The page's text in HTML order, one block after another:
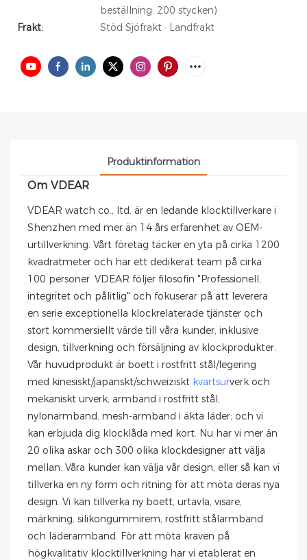
beställning: 200 stycken)
Frakt:
Stöd Sjöfrakt · Landfrakt
Produktinformation
Om VDEAR
VDEAR watch co., ltd. är en ledande klocktillverkare i
Shenzhen med mer än 14 års erfarenhet av OEM-
urtillverkning. Vårt företag täcker en yta på cirka 1200
kvadratmeter och har ett dedikerat team på cirka
100 personer. VDEAR följer filosofin "Professionell,
integritet och pålitlig" och fokuserar på att leverera
en serie exceptionella klockrelaterade tjänster och
stort kommersiellt värde till våra kunder, inklusive
design, tillverkning och försäljning av klockprodukter.
Vår huvudprodukt är boett i rostfritt stål/legering
med kinesiskt/japanskt/schweiziskt kvartsurverk och
mekaniskt urverk, armband i rostfritt stål,
nylonarmband, mesh-armband i äkta läder; och vi
kan erbjuda dig klocklåda med kort. Nu har vi mer än
20 olika askar och 300 olika klockdesigner att välja
mellan. Våra kunder kan välja vår design, eller så kan vi
tillverka en ny form och ritning för att möta deras nya
design. Vi kan tillverka ny boett, urtavla, visare,
märkning, silikongummirem, rostfritt stålarmband
och läderarmband. För att möta kraven på
högkvalitativ klocktillverkning har vi etablerat en